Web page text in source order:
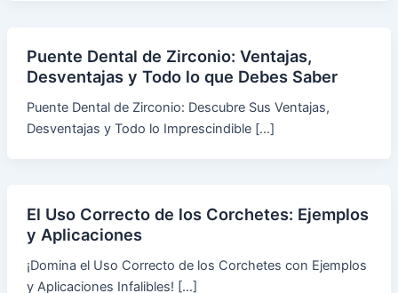
Puente Dental de Zirconio: Ventajas,
Desventajas y Todo lo que Debes Saber
Puente Dental de Zirconio: Descubre Sus Ventajas,
Desventajas y Todo lo Imprescindible […]
El Uso Correcto de los Corchetes: Ejemplos
y Aplicaciones
¡Domina el Uso Correcto de los Corchetes con Ejemplos
y Aplicaciones Infalibles! […]